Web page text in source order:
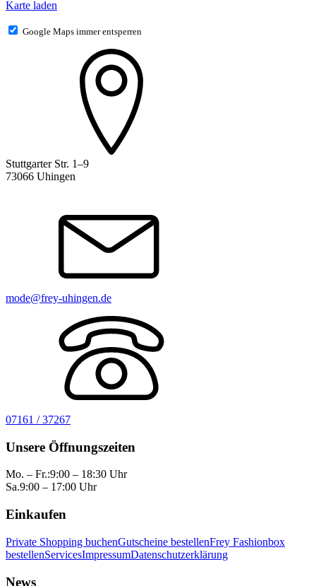
Karte laden
Google Maps immer entsperren
Stuttgarter Str. 1–9
73066 Uhingen
mode@frey-uhingen.de
07161 / 37267
Unsere Öffnungszeiten
Mo. – Fr.:9:00 – 18:30 Uhr
Sa.9:00 – 17:00 Uhr
Einkaufen
Private Shopping buchenGutscheine bestellenFrey Fashionbox
bestellenServicesImpressumDatenschutzerklärung
News